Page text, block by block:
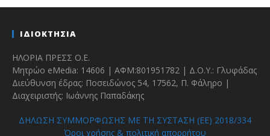
ΙΔΙΟΚΤΗΣΙΑ
ΗΛΟΡΙΑ ΠΡΕΣΣ Ο.Ε.
Μητρώο eMedia: 14606 | ΑΦΜ:801951782 | Δ.Ο.Υ.: Γλυφάδας
Διεύθυνση έδρας: Ποσειδώνος 54, 17562, Π. Φάληρο |
Διαχειριστής: Ιωάννης Παπαδάκης
ΔΗΛΩΣΗ ΣΥΜΜΟΡΦΩΣΗΣ ΜΕ ΤΗ ΣΥΣΤΑΣΗ (ΕΕ) 2018/334
Όροι χρήσης & πολιτική απορρήτου